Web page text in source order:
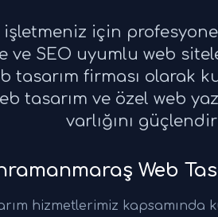
için
ve SEO uyumlu web
tasarım firması olarak
tasarım ve özel web
varlığını
Web
hizmetlerimiz kapsamında